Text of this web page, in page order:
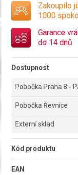
Zakoupilo
1000
Garance
do 14 dnů
Dostupnost
Pobočka Praha 8 -
Pobočka Řevnice
Externí sklad
Kód produktu
EAN